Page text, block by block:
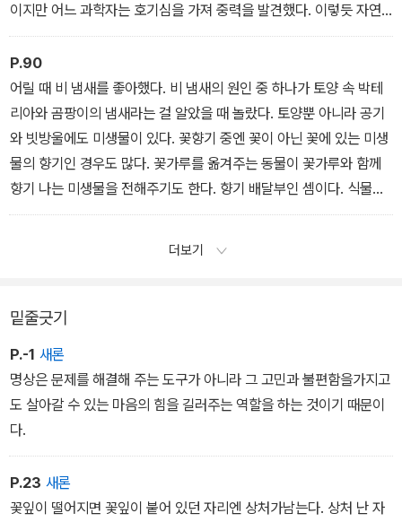
이지만 어느 과학자는 호기심을 가져 중력을 발견했다. 이렇듯 자연
의 모든 일은 사실 대단히 신비하고 필연적이다. 그래서 더 아름답다.
떨어진 벚꽃잎이 흙색으로 변해 발에 밟히는 시간도, 벚꽃이 지고 푸
른 잎이 무성해 사람들이 벚나무에 관심을 가지지 않는 많은 날도 말
이다.
P.90
어릴 때 비 냄새를 좋아했다. 비 냄새의 원인 중 하나가 토양 속 박테
리아와 곰팡이의 냄새라는 걸 알았을 때 놀랐다. 토양뿐 아니라 공기
와 빗방울에도 미생물이 있다. 꽃향기 중엔 꽃이 아닌 꽃에 있는 미생
물의 향기인 경우도 많다. 꽃가루를 옮겨주는 동물이 꽃가루와 함께
향기 나는 미생물을 전해주기도 한다. 향기 배달부인 셈이다. 식물의
잎과 줄기, 뿌리에도 미생물이 함께 살고 있다. 식물의 표면뿐 아니라
더보기
밑줄긋기
P.-1 새론
명상은 문제를 해결해 주는 도구가 아니라 그 고민과 불편함을가지고
도 살아갈 수 있는 마음의 힘을 길러주는 역할을 하는 것이기 때문이
다.
P.23 새론
꽃잎이 떨어지면 꽃잎이 붙어 있던 자리엔 상처가남는다. 상처 난 자